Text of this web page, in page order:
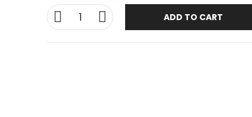
ADD TO CART